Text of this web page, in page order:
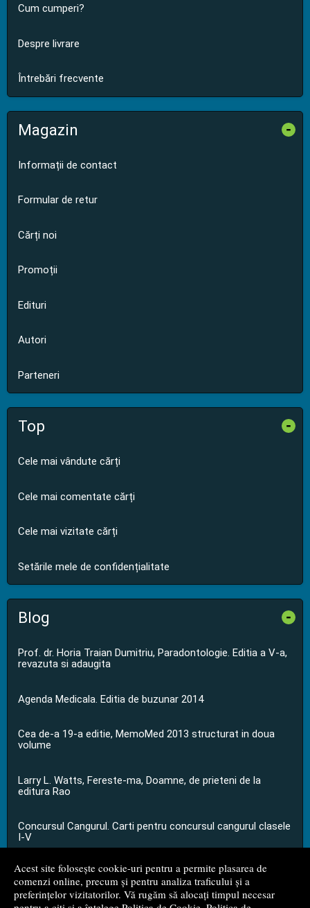
Acest site folosește cookie-uri pentru a permite plasarea de
comenzi online, precum și pentru analiza traficului și a
preferințelor vizitatorilor. Vă rugăm să alocați timpul necesar
Cum cumperi?
Despre livrare
Întrebări frecvente
Magazin -
Informații de contact
Formular de retur
Cărți noi
Promoții
Edituri
Autori
Parteneri
Top -
Cele mai vândute cărți
Cele mai comentate cărți
Cele mai vizitate cărți
Setările mele de confidențialitate
Blog -
Prof. dr. Horia Traian Dumitriu, Paradontologie. Editia a V-a,
revazuta si adaugita
Agenda Medicala. Editia de buzunar 2014
Cea de-a 19-a editie, MemoMed 2013 structurat in doua
volume
Larry L. Watts, Fereste-ma, Doamne, de prieteni de la
editura Rao
Concursul Cangurul. Carti pentru concursul cangurul clasele
I-V
...toate știrile